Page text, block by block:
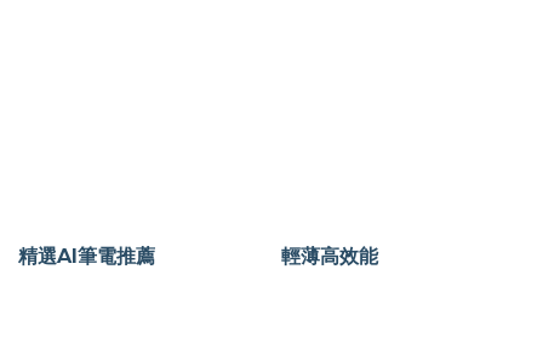
精選AI筆電推薦 輕薄高效能